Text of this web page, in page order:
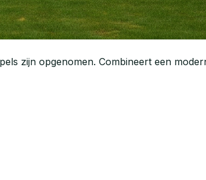
zijn opgenomen. Combineert een